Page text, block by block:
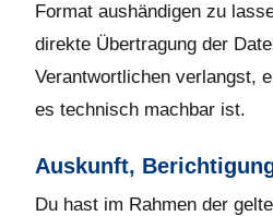
Format aushändigen zu
direkte Übertragung der
Verantwortlichen verlangst,
es technisch machbar ist.
Auskunft,
Du hast im Rahmen der